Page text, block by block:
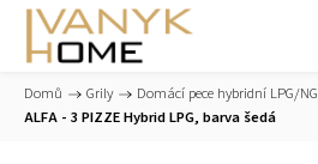
Domů / Grily / Domácí pece hybridní LPG/NG
ALFA - 3 PIZZE Hybrid LPG, barva šedá